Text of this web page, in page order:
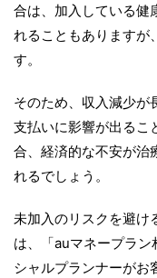
合は、加入している健
れることもありますが
す。
そのため、収入減少が
支払いに影響が出るこ
合、経済的な不安が治
れるでしょう。
未加入のリスクを避け
は、「auマネープラ
シャルプランナーがお